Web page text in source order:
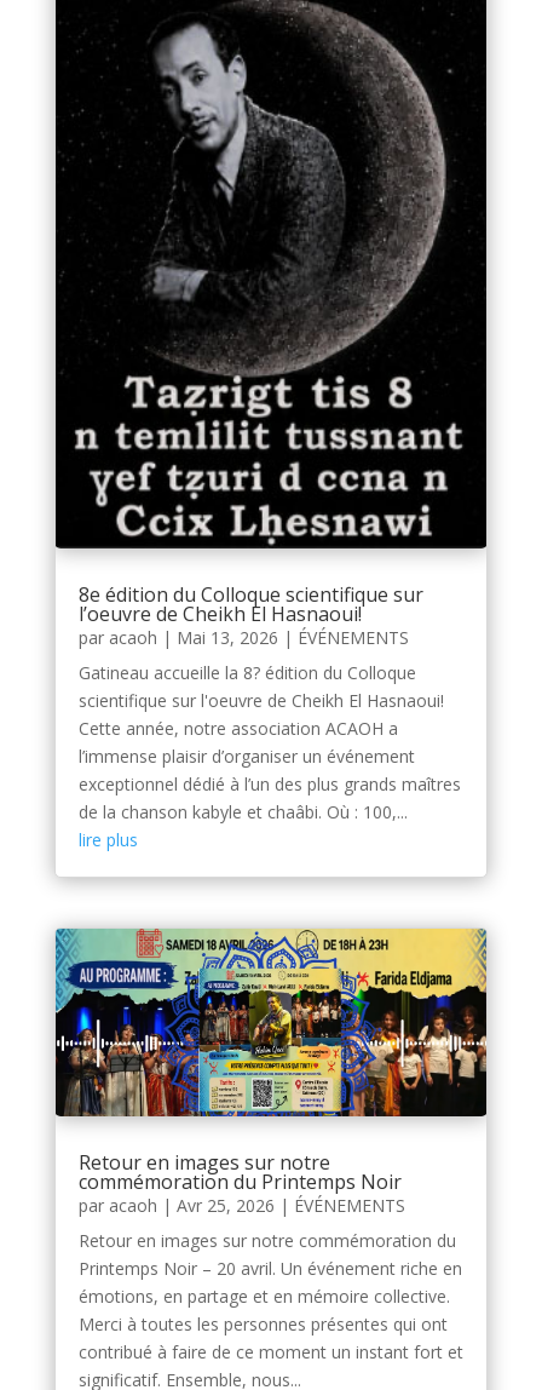
8e édition du Colloque scientifique sur
l’oeuvre de Cheikh El Hasnaoui!
par acaoh | Mai 13, 2026 | ÉVÉNEMENTS
Gatineau accueille la 8? édition du Colloque
scientifique sur l'oeuvre de Cheikh El Hasnaoui!
Cette année, notre association ACAOH a
l’immense plaisir d’organiser un événement
exceptionnel dédié à l’un des plus grands maîtres
de la chanson kabyle et chaâbi. Où : 100,...
lire plus
Retour en images sur notre
commémoration du Printemps Noir
par acaoh | Avr 25, 2026 | ÉVÉNEMENTS
Retour en images sur notre commémoration du
Printemps Noir – 20 avril. Un événement riche en
émotions, en partage et en mémoire collective.
Merci à toutes les personnes présentes qui ont
contribué à faire de ce moment un instant fort et
significatif. Ensemble, nous...